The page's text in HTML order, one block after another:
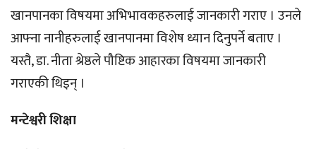
खानपानका विषयमा अभिभावकहरुलाई जानकारी गराए । उनले
आफ्ना नानीहरुलाई खानपानमा विशेष ध्यान दिनुपर्ने बताए ।
यस्तै, डा. नीता श्रेष्ठले पौष्टिक आहारका विषयमा जानकारी
गराएकी थिइन् ।
मन्टेश्वरी शिक्षा